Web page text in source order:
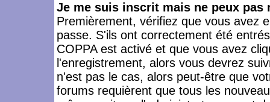
Je me suis inscrit mais ne peux pas
Premièrement, vérifiez que vous avez
passe. S'ils ont correctement été
COPPA est activé et que vous avez
l'enregistrement, alors vous devrez
n'est pas le cas, alors peut-être que
forums requièrent que tous les